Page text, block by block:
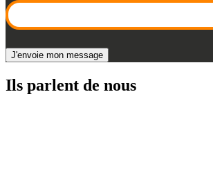
Ils parlent de nous